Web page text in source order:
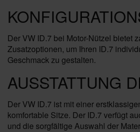
Der VW ID.7 bei Motor-Nützel bietet
Zusatzoptionen, um Ihren ID.7
Geschmack zu gestalten.
AUSSTATTUNG
Der VW ID.7 ist mit einer
komfortable Sitze. Der ID.7 verfügt
und die sorgfältige Auswahl der